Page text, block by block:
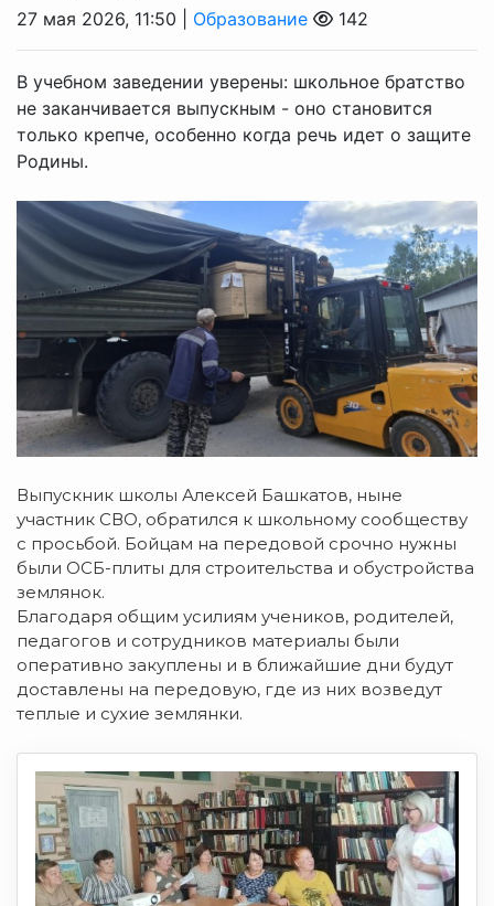
27 мая 2026, 11:50 | Образование 142
В учебном заведении уверены: школьное братство
не заканчивается выпускным - оно становится
только крепче, особенно когда речь идет о защите
Родины.
Выпускник школы Алексей Башкатов, ныне
участник СВО, обратился к школьному сообществу
с просьбой. Бойцам на передовой срочно нужны
были ОСБ-плиты для строительства и обустройства
землянок.
Благодаря общим усилиям учеников, родителей,
педагогов и сотрудников материалы были
оперативно закуплены и в ближайшие дни будут
доставлены на передовую, где из них возведут
теплые и сухие землянки.